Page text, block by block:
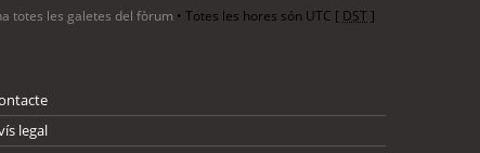
totes les galetes del fòrum • Totes les hores són UTC [ DST]
legal